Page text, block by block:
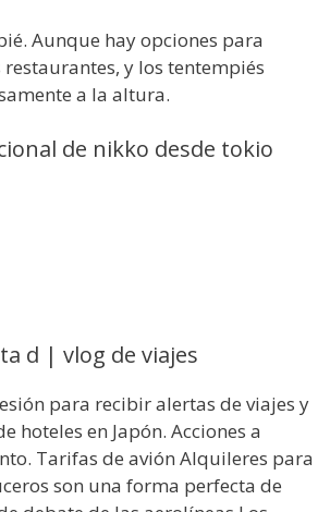
Aunque hay opciones para
y los tentempiés
a la altura.
de nikko desde tokio
d | vlog de viajes
para recibir alertas de viajes y
hoteles en Japón. Acciones a
Tarifas de avión Alquileres para
son una forma perfecta de